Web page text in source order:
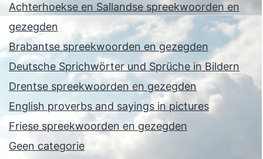
Achterhoekse en Sallandse spreekwoorden en
gezegden
Brabantse spreekwoorden en gezegden
Deutsche Sprichwörter und Sprüche in Bildern
Drentse spreekwoorden en gezegden
English proverbs and sayings in pictures
Friese spreekwoorden en gezegden
Geen categorie